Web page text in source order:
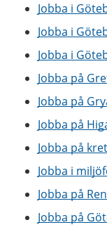
Jobba i
Jobba i
Jobba i
Jobba på
Jobba på
Jobba på
Jobba på
Jobba i
Jobba på
Jobba på